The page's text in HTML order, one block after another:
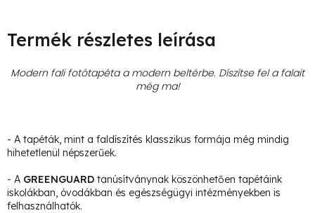
Termék részletes leírása
Modern fali fotótapéta a modern beltérbe. Díszítse fel a falait
még ma!
- A tapéták, mint a faldíszítés klasszikus formája még mindig
hihetetlenül népszerűek.
- A GREENGUARD tanúsítványnak köszönhetően tapétáink
iskolákban, óvodákban és egészségügyi intézményekben is
felhasználhatók.